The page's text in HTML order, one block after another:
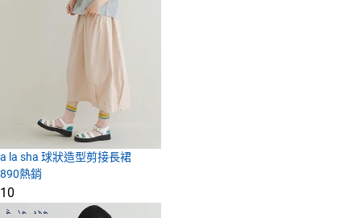
a la sha 球狀造型剪接長裙
890熱銷
10